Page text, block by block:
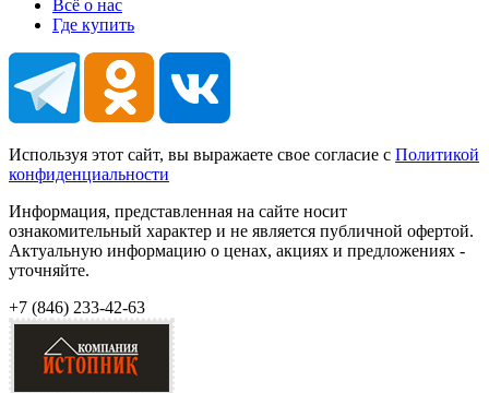
Всё о нас
Где купить
Используя этот сайт, вы выражаете свое согласие с Политикой
конфиденциальности
Информация, представленная на сайте носит
ознакомительный характер и не является публичной офертой.
Актуальную информацию о ценах, акциях и предложениях -
уточняйте.
+7 (846) 233-42-63